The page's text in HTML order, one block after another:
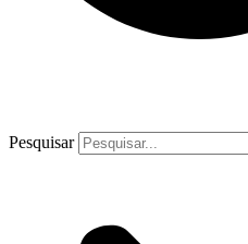
Pesquisar